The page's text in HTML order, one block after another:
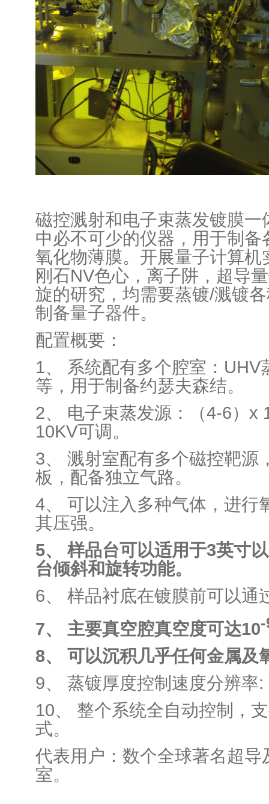
磁控溅射和电子束蒸发镀膜一
中必不可少的仪器，用于制
氧化物薄膜。开展量子计算
刚石NV色心，离子阱，超导
旋的研究，均需要蒸镀/溅镀
制备量子器件。
配置概要：
1、 系统配有多个腔室：UHV
等，用于制备约瑟夫森结。
2、 电子束蒸发源：（4-6）x
10KV可调。
3、 溅射室配有多个磁控靶源
板，配备独立气路。
4、 可以注入多种气体，进行
其压强。
5、 样品台可以适用于3英寸
台倾斜和旋转功能。
6、 样品衬底在镀膜前可以通
7、 主要真空腔真空度可达10
8、 可以沉积几乎任何金属及
9、 蒸镀厚度控制速度分辨率:
10、 整个系统全自动控制，
式。
代表用户：数个全球著名超导
室。